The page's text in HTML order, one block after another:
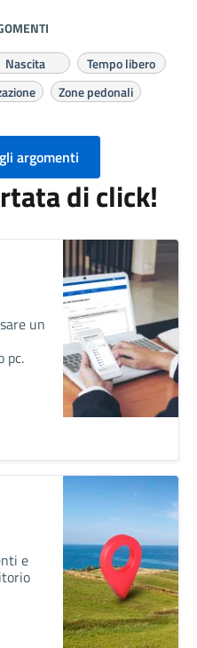
Nascita
Tempo libero
Zone pedonali
argomenti
di click!
un
pc.
e